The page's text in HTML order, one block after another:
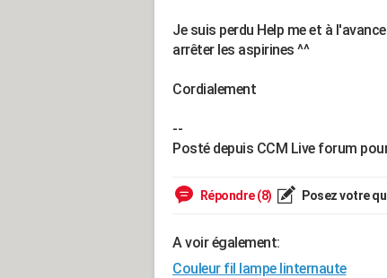
Je suis perdu Help me et à
arrêter les aspirines ^^
Cordialement
--
Posté depuis CCM Live forum
Répondre (8) Posez votre
A voir également:
Couleur fil lampe linternaute